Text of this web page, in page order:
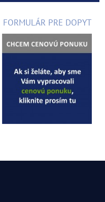
FORMULÁR PRE DOPYT